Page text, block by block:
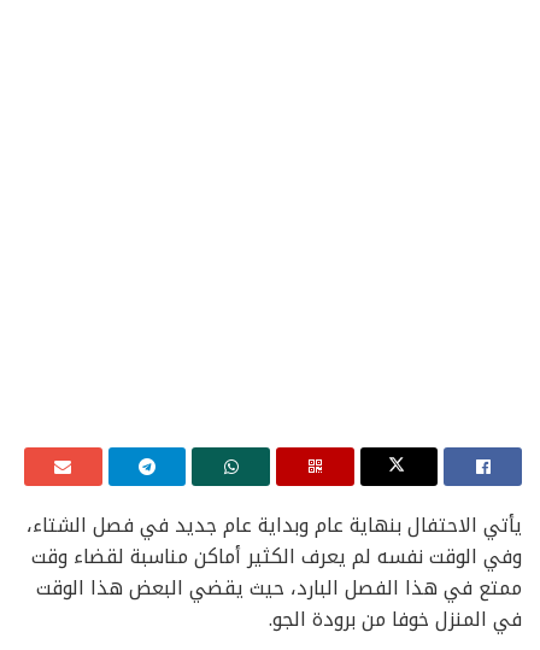
يأتي الاحتفال بنهاية عام وبداية عام جديد في فصل الشتاء،
وفي الوقت نفسه لم يعرف الكثير أماكن مناسبة لقضاء وقت
ممتع في هذا الفصل البارد، حيث يقضي البعض هذا الوقت
في المنزل خوفا من برودة الجو.